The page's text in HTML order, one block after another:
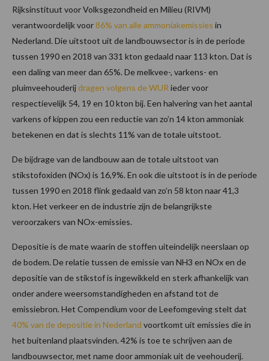
Rijksinstituut voor Volksgezondheid en Milieu (RIVM)
verantwoordelijk voor86% van alle ammoniakemissies in
Nederland. Die uitstoot uit de landbouwsector is in de periode
tussen 1990 en 2018 van 331 kton gedaald naar 113 kton. Dat is
een daling van meer dan 65%. De melkvee-, varkens- en
pluimveehouderijdragen volgens de WUR ieder voor
respectievelijk 54, 19 en 10 kton bij. Een halvering van het aantal
varkens of kippen zou een reductie van zo’n 14 kton ammoniak
betekenen en dat is slechts 11% van de totale uitstoot.
De bijdrage van de landbouw aan de totale uitstoot van
stikstofoxiden (NOx) is 16,9%. En ook die uitstoot is in de periode
tussen 1990 en 2018 flink gedaald van zo’n 58 kton naar 41,3
kton. Het verkeer en de industrie zijn de belangrijkste
veroorzakers van NOx-emissies.
Depositie is de mate waarin de stoffen uiteindelijk neerslaan op
de bodem. De relatie tussen de emissie van NH3 en NOx en de
depositie van de stikstof is ingewikkeld en sterk afhankelijk van
onder andere weersomstandigheden en afstand tot de
emissiebron. Het Compendium voor de Leefomgeving stelt dat
40% van de depositie in Nederland voortkomt uit emissies die in
het buitenland plaatsvinden. 42% is toe te schrijven aan de
landbouwsector, met name door ammoniak uit de veehouderij.